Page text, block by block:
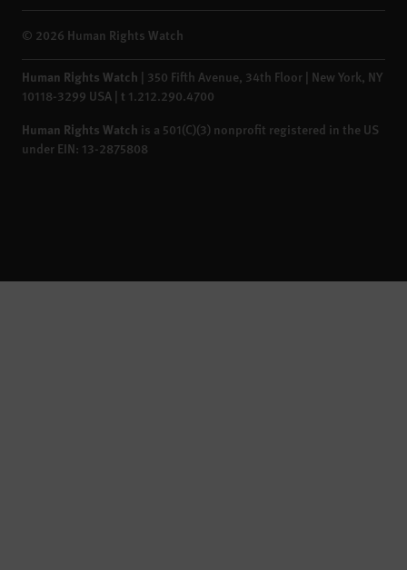
© 2026 Human Rights Watch
Human Rights Watch | 350 Fifth Avenue, 34th Floor | New York, NY
10118-3299 USA | t 1.212.290.4700
Human Rights Watch is a 501(C)(3) nonprofit registered in the US
under EIN: 13-2875808